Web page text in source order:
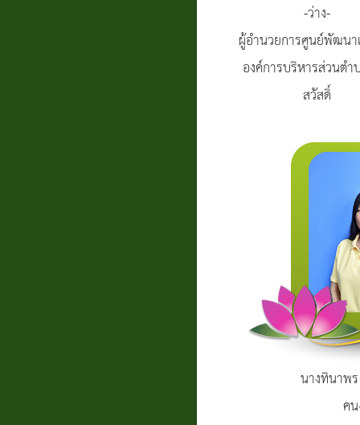
-ว่าง-
ผู้อำนวยการศูนย์พัฒนา
องค์การบริหารส่วนต
สวัสดิ์
นางทินาพ
ค